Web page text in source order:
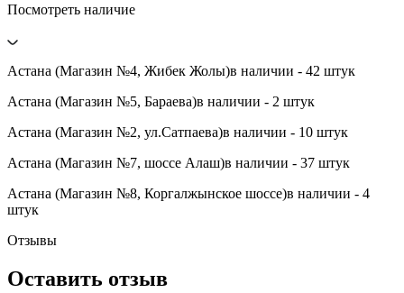
Посмотреть наличие
Астана (Магазин №4, Жибек Жолы)в наличии - 42 штук
Астана (Магазин №5, Бараева)в наличии - 2 штук
Астана (Магазин №2, ул.Сатпаева)в наличии - 10 штук
Астана (Магазин №7, шоссе Алаш)в наличии - 37 штук
Астана (Магазин №8, Коргалжынское шоссе)в наличии - 4
штук
Отзывы
Оставить отзыв